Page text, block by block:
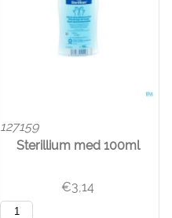
127159
Sterillium med 100ml
€3,14